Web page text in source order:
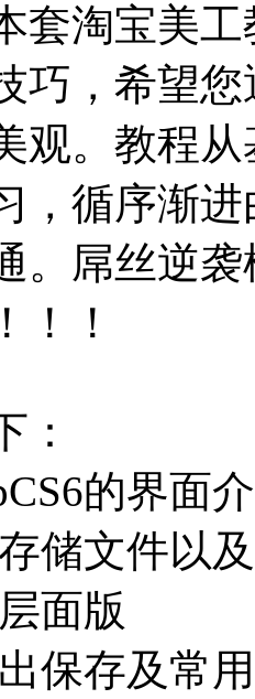
套淘宝美
巧，希望
观。教程
，循序渐
。屌丝逆
！！
：
的界面
储文件以
面版
保存及常